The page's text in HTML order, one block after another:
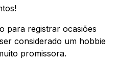
para registrar ocasiões
considerado um hobbie
promissora.